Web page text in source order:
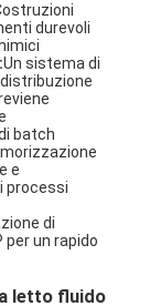
durevoli
Un sistema di
batch
e
processi
di
un rapido
letto fluido